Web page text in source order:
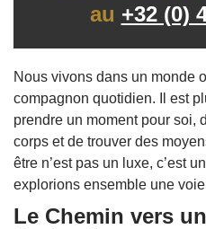
au +32 (0)
Nous vivons dans un monde
compagnon quotidien. Il est
prendre un moment pour soi,
corps et de trouver des
être n’est pas un luxe, c’est
explorions ensemble une
Le Chemin vers